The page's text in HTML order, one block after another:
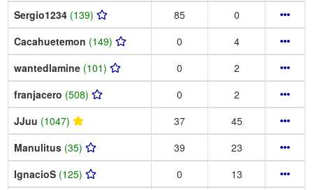
Sergio1234 (139) 85
0
Cacahuetemon (149) 0
4
wantedlamine (101) 0
2
franjacero (508) 0
2
JJuu (1047) 37
45
Manulitus (35) 39
23
IgnacioS (125) 0
13